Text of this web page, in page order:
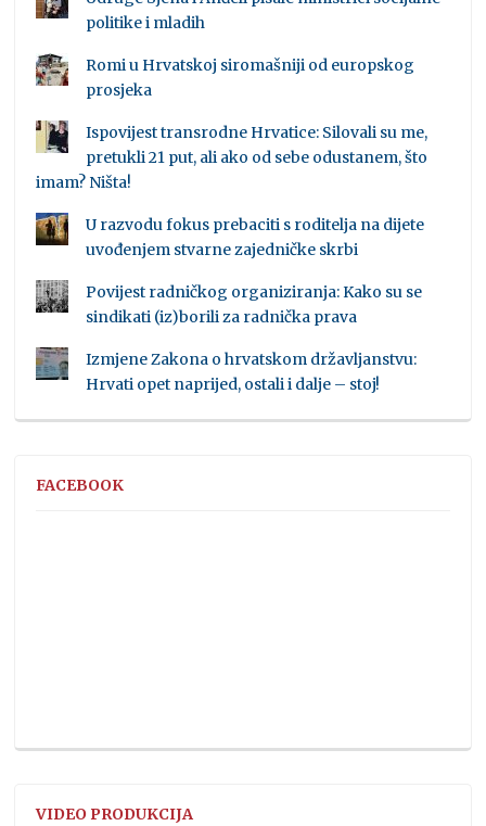
politike i mladih
Romi u Hrvatskoj siromašniji od europskog
prosjeka
Ispovijest transrodne Hrvatice: Silovali su me,
pretukli 21 put, ali ako od sebe odustanem, što
imam? Ništa!
U razvodu fokus prebaciti s roditelja na dijete
uvođenjem stvarne zajedničke skrbi
Povijest radničkog organiziranja: Kako su se
sindikati (iz)borili za radnička prava
Izmjene Zakona o hrvatskom državljanstvu:
Hrvati opet naprijed, ostali i dalje – stoj!
FACEBOOK
VIDEO PRODUKCIJA